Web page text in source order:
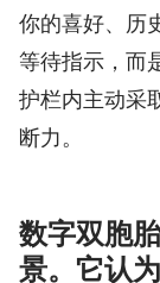
你的喜好、历
等待指示，而
护栏内主动采
断力。
数字双胞
景。它认为